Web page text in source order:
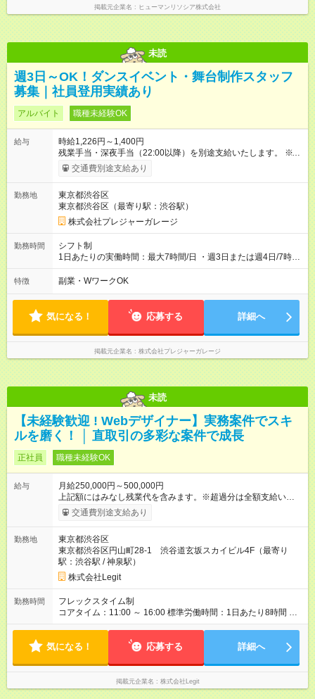
掲載元企業名 ヒューマンリソシア株式会社
未読
週3日～OK！ダンスイベント・舞台制作スタッフ
募集｜社員登用実績あり
アルバイト 職種未経験OK
給与
時給1,226円～1,400円
残業手当・深夜手当（22:00以降）を別途支給いたします。 ※い
ずれも法令および当社規定に基づき支給 (1)アルバイトスタッフ
試用期間終了後は、能力により定期面談での昇給あり (2)マネー
ち、双方合意があれば社員登用可能。 アルバイト期間中は(1)と
同条件での雇用となります。 【試用期間】試用期間あり 試用期
間の長さ：3ヶ月 雇用形態、給与は本採用時と同じです。
交通費別途支給あり
勤務地
東京都渋谷区
東京都渋谷区（最寄り駅：渋谷駅）
株式会社プレジャーガレージ
勤務時間
シフト制
1日あたりの実働時間：最大7時間/日 ・週3日または週4日/7時間
(月15日程度)～ ※通常勤務時間は10:00～22:00の中で相談可能
※上記契約時間が難しい場合は面接時にご相談ください ※イベン
す。
特徴 副業・WワークOK
気になる！ 応募する 詳細へ
掲載元企業名 株式会社プレジャーガレージ
未読
【未経験歓迎 ! Webデザイナー】実務案件でスキ
ルを磨く！ │ 直取引の多彩な案件で成長
正社員 職種未経験OK
給与
月給250,000円～500,000円
上記額にはみなし残業代を含みます。※超過分は全額支給いたし
ます。 みなし残業代 58,594円／月 みなし残業時間 40時間／月
昇給は随時！頑張り次第で毎月お給料UPも！ 上記額にはみなし
支給します 【試用期間】試用期間あり 試用期間の長さ：6ヶ月
※ 雇用形態と給与に、本採用時と異なる部分があります。 雇用
形態：中途採用（契約社員） 給与：本採用時と同じです。
交通費別途支給あり
勤務地
東京都渋谷区
東京都渋谷区円山町28-1 渋谷道玄坂スカイビル4F（最寄り
駅：渋谷駅 / 神泉駅）
株式会社Legit
勤務時間
フレックスタイム制
コアタイム：11:00 ～ 16:00 標準労働時間：1日あたり8時間 標
準労働時間：1日あたり8時間 ／ 1か月あたり160時間
気になる！ 応募する 詳細へ
掲載元企業名 株式会社Legit